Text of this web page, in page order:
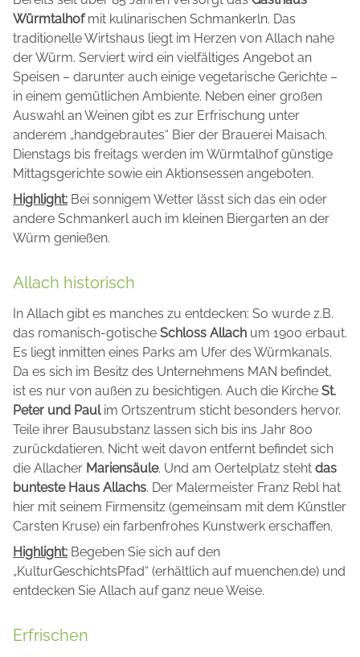
Würmtalhofmit kulinarischen Schmankerln. Das
traditionelle Wirtshaus liegt im Herzen von Allach nahe
der Würm. Serviert wird ein vielfältiges Angebot an
Speisen – darunter auch einige vegetarische Gerichte –
in einem gemütlichen Ambiente. Neben einer großen
Auswahl an Weinen gibt es zur Erfrischung unter
anderem „handgebrautes“ Bier der Brauerei Maisach.
Dienstags bis freitags werden im Würmtalhof günstige
Mittagsgerichte sowie ein Aktionsessen angeboten.
Highlight: Bei sonnigem Wetter lässt sich das ein oder
andere Schmankerl auch im kleinen Biergarten an der
Würm genießen.
Allach historisch
In Allach gibt es manches zu entdecken: So wurde z.B.
das romanisch-gotische Schloss Allach um 1900 erbaut.
Es liegt inmitten eines Parks am Ufer des Würmkanals.
Da es sich im Besitz des Unternehmens MAN befindet,
ist es nur von außen zu besichtigen. Auch die Kirche St.
Peter und Paul im Ortszentrum sticht besonders hervor.
Teile ihrer Bausubstanz lassen sich bis ins Jahr 800
zurückdatieren. Nicht weit davon entfernt befindet sich
die Allacher Mariensäule. Und am Oertelplatz steht das
bunteste Haus Allachs. Der Malermeister Franz Rebl hat
hier mit seinem Firmensitz (gemeinsam mit dem Künstler
Carsten Kruse) ein farbenfrohes Kunstwerk erschaffen.
Highlight: Begeben Sie sich auf den
„KulturGeschichtsPfad“ (erhältlich auf muenchen.de) und
entdecken Sie Allach auf ganz neue Weise.
Erfrischen